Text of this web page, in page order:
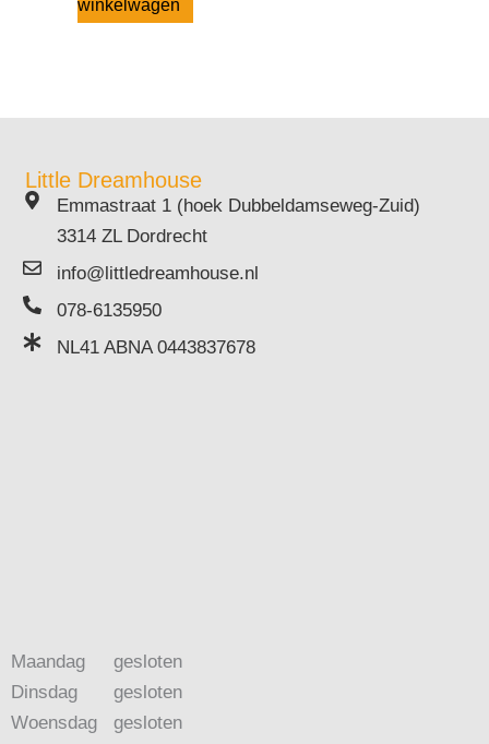
winkelwagen
Little Dreamhouse
Emmastraat 1 (hoek Dubbeldamseweg-Zuid)
3314 ZL Dordrecht
info@littledreamhouse.nl
078-6135950
NL41 ABNA 0443837678
Maandag
Dinsdag
Woensdag
gesloten
gesloten
gesloten